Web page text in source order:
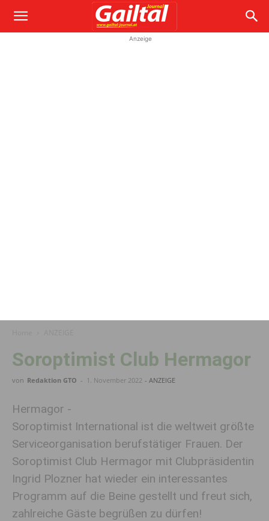
Anzeige
Soroptimist Club Hermagor
von Redaktion GTO - 1. November 2022 - ANZEIGE
Hermagor -
Soroptimist International ist die weltweit größte
Serviceorganisation berufstätiger Frauen. Der
Soroptimist Club Hermagor mit Clubpräsidentin
Ingrid Plozner hat wieder ein interessantes
Programm auf die Beine gestellt und freut sich,
zahlreiche Gäste begrüßen zu dürfen!